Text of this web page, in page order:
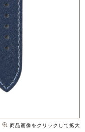
商品画像をクリックして拡大